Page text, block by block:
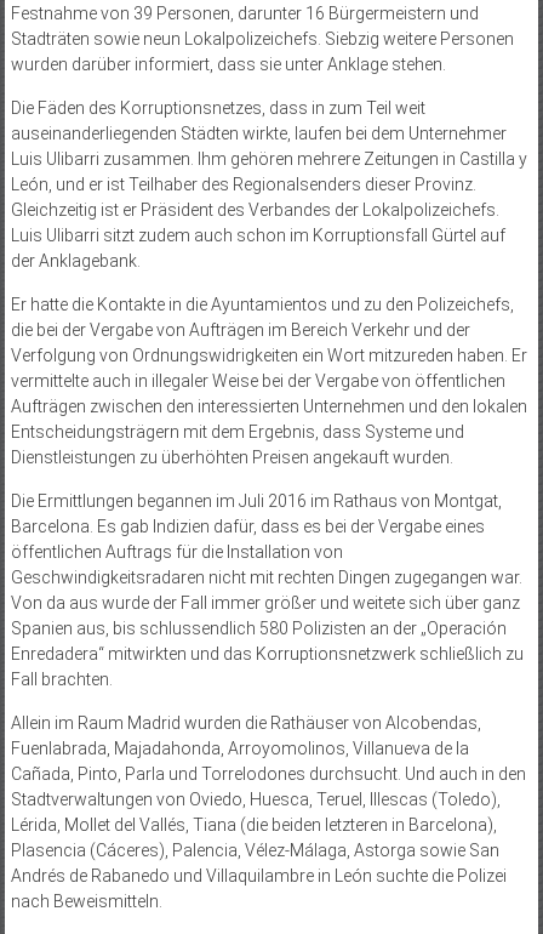
Festnahme von 39 Personen, darunter 16 Bürgermeistern und
Stadträten sowie neun Lokalpolizei­chefs. Siebzig weitere Personen
wurden darüber informiert, dass sie unter Anklage stehen.
Die Fäden des Korruptionsnetzes, dass in zum Teil weit
auseinanderliegenden Städten wirkte, laufen bei dem Unternehmer
Luis Ulibarri zusammen. Ihm gehören mehrere Zeitungen in Castilla y
León, und er ist Teilhaber des Regionalsenders dieser Provinz.
Gleichzeitig ist er Präsident des Verbandes der Lokalpolizeichefs.
Luis Ulibarri sitzt zudem auch schon im Korruptionsfall Gürtel auf
der Anklagebank.
Er hatte die Kontakte in die Ayuntamientos und zu den Polizeichefs,
die bei der Vergabe von Aufträgen im Bereich Verkehr und der
Verfolgung von Ordnungswidrigkeiten ein Wort mitzureden haben. Er
vermittelte auch in illegaler Weise bei der Vergabe von öffentlichen
Aufträgen zwischen den interessierten Unternehmen und den lokalen
Entscheidungsträgern mit dem Ergebnis, dass Systeme und
Dienstleistungen zu überhöhten Preisen angekauft wurden.
Die Ermittlungen begannen im Juli 2016 im Rathaus von Montgat,
Barcelona. Es gab Indizien dafür, dass es bei der Vergabe eines
öffentlichen Auftrags für die Installation von
Geschwindigkeitsradaren nicht mit rechten Dingen zugegangen war.
Von da aus wurde der Fall immer größer und weitete sich über ganz
Spanien aus, bis schlussendlich 580 Polizisten an der „Operación
Enredadera“ mitwirkten und das Korruptionsnetzwerk schließlich zu
Fall brachten.
Allein im Raum Madrid wurden die Rathäuser von Alcobendas,
Fuenlabrada, Majadahonda, Arroyomolinos, Villanueva de la
Cañada, Pinto, Parla und Torrelodones durchsucht. Und auch in den
Stadtverwaltungen von Oviedo, Huesca, Teruel, Illescas (Toledo),
Lérida, Mollet del Vallés, Tiana (die beiden letzteren in Barcelona),
Plasencia (Cáceres), Palencia, Vélez-Málaga, Astorga sowie San
Andrés de Rabanedo und Villaquilambre in León suchte die Polizei
nach Beweismitteln.